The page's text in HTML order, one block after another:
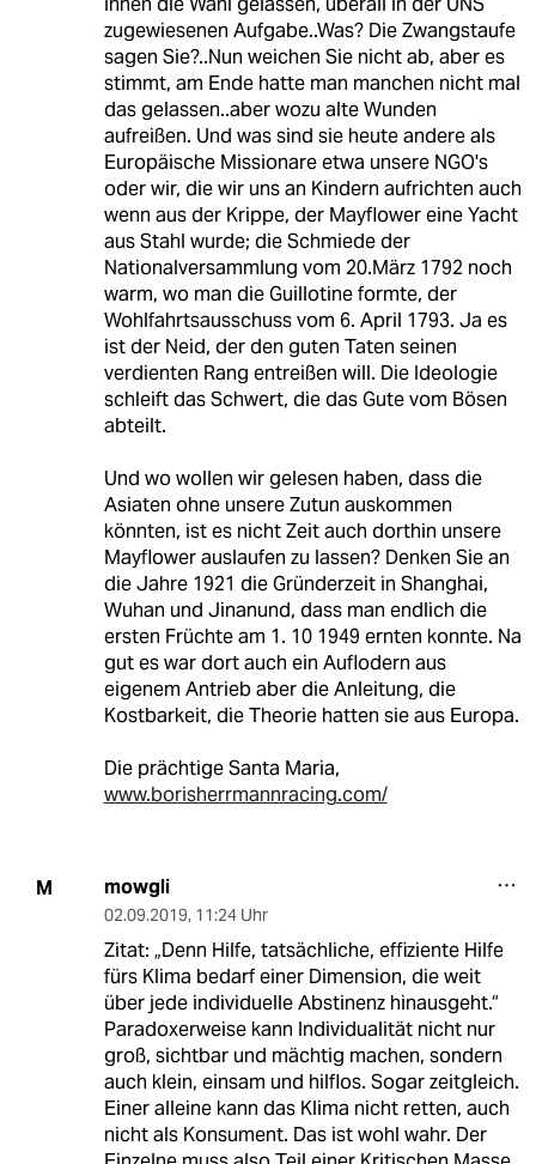
zugewiesenen Aufgabe..Was? Die Zwangstaufe
sagen Sie?..Nun weichen Sie nicht ab, aber es
stimmt, am Ende hatte man manchen nicht mal
das gelassen..aber wozu alte Wunden
aufreißen. Und was sind sie heute andere als
Europäische Missionare etwa unsere NGO's
oder wir, die wir uns an Kindern aufrichten auch
wenn aus der Krippe, der Mayflower eine Yacht
aus Stahl wurde; die Schmiede der
Nationalversammlung vom 20.März 1792 noch
warm, wo man die Guillotine formte, der
Wohlfahrtsausschuss vom 6. April 1793. Ja es
ist der Neid, der den guten Taten seinen
verdienten Rang entreißen will. Die Ideologie
schleift das Schwert, die das Gute vom Bösen
abteilt.
Und wo wollen wir gelesen haben, dass die
Asiaten ohne unsere Zutun auskommen
könnten, ist es nicht Zeit auch dorthin unsere
Mayflower auslaufen zu lassen? Denken Sie an
die Jahre 1921 die Gründerzeit in Shanghai,
Wuhan und Jinanund, dass man endlich die
ersten Früchte am 1. 10 1949 ernten konnte. Na
gut es war dort auch ein Auflodern aus
eigenem Antrieb aber die Anleitung, die
Kostbarkeit, die Theorie hatten sie aus Europa.
Die prächtige Santa Maria,
www.borisherrmannracing.com/
M mowgli
02.09.2019, 11:24 Uhr
Zitat: „Denn Hilfe, tatsächliche, effiziente Hilfe
fürs Klima bedarf einer Dimension, die weit
über jede individuelle Abstinenz hinausgeht.“
Paradoxerweise kann Individualität nicht nur
groß, sichtbar und mächtig machen, sondern
auch klein, einsam und hilflos. Sogar zeitgleich.
Einer alleine kann das Klima nicht retten, auch
nicht als Konsument. Das ist wohl wahr. Der